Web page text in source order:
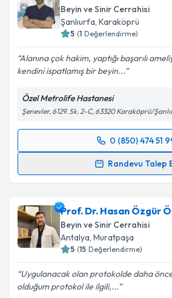
Beyin ve Sinir Cerrahisi
Şanlıurfa, Karaköprü
5 (1 Değerlendirme)
Alanına çok hakim, yaptığı başarılı
kendini ispatlamış bir beyin...
Özel Metrolife Hastanesi
Şenevler, 6129. Sk. 2-C, 63320 Karaköprü/
0 (850) 474 51
Randevu Talep
Randevu Takvimi Talebi
için bir takvim hazırlandığında e-
bilgilendireceğiz.
E-posta Adresiniz
Prof. Dr. Hasan Özgür
Beyin ve Sinir Cerrahisi
Antalya, Muratpaşa
5 (15 Değerlendirme)
Uygulanacak olan protokolde daha önce
olduğum protokol ile ilgili,...